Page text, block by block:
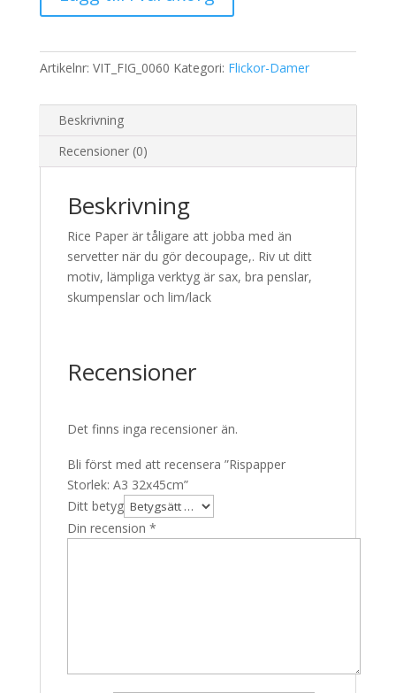
mängd
Artikelnr: VIT_FIG_0060 Kategori: Flickor-Damer
Beskrivning
Recensioner (0)
Beskrivning
Rice Paper är tåligare att jobba med än
servetter när du gör decoupage,. Riv ut ditt
motiv, lämpliga verktyg är sax, bra penslar,
skumpenslar och lim/lack
Recensioner
Det finns inga recensioner än.
Bli först med att recensera ”Rispapper
Storlek: A3 32x45cm”
Ditt betyg
Din recension *